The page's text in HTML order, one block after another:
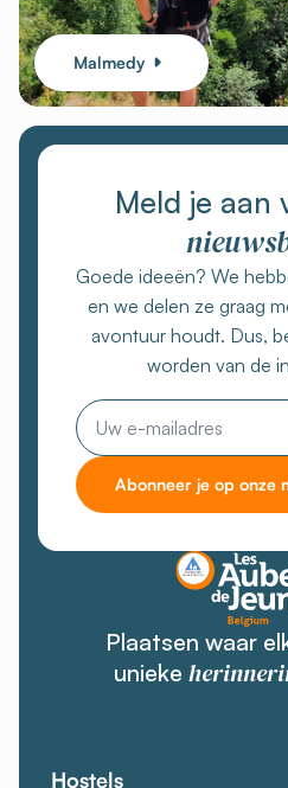
Malmedy
Meld je aan
Goede ideeën? We
en we delen ze graag
avontuur houdt. Dus,
worden van de
E-
mail
Abonneer je op onze
Plaatsen waar
unieke
Hostels